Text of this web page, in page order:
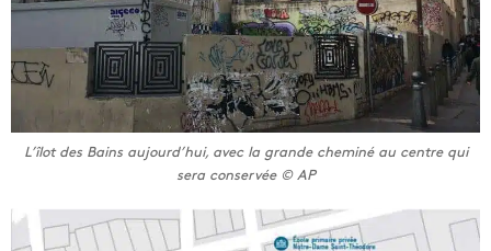
L’îlot des Bains aujourd’hui, avec la grande cheminé au centre qui
sera conservée © AP